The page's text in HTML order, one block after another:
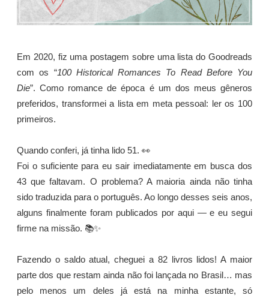
Em 2020, fiz uma postagem sobre uma lista do Goodreads
com os “100 Historical Romances To Read Before You
Die”. Como romance de época é um dos meus gêneros
preferidos, transformei a lista em meta pessoal: ler os 100
primeiros.
Quando conferi, já tinha lido 51. 👀
Foi o suficiente para eu sair imediatamente em busca dos
43 que faltavam. O problema? A maioria ainda não tinha
sido traduzida para o português. Ao longo desses seis anos,
alguns finalmente foram publicados por aqui — e eu segui
firme na missão. 📚✨
Fazendo o saldo atual, cheguei a 82 livros lidos! A maior
parte dos que restam ainda não foi lançada no Brasil… mas
pelo menos um deles já está na minha estante, só